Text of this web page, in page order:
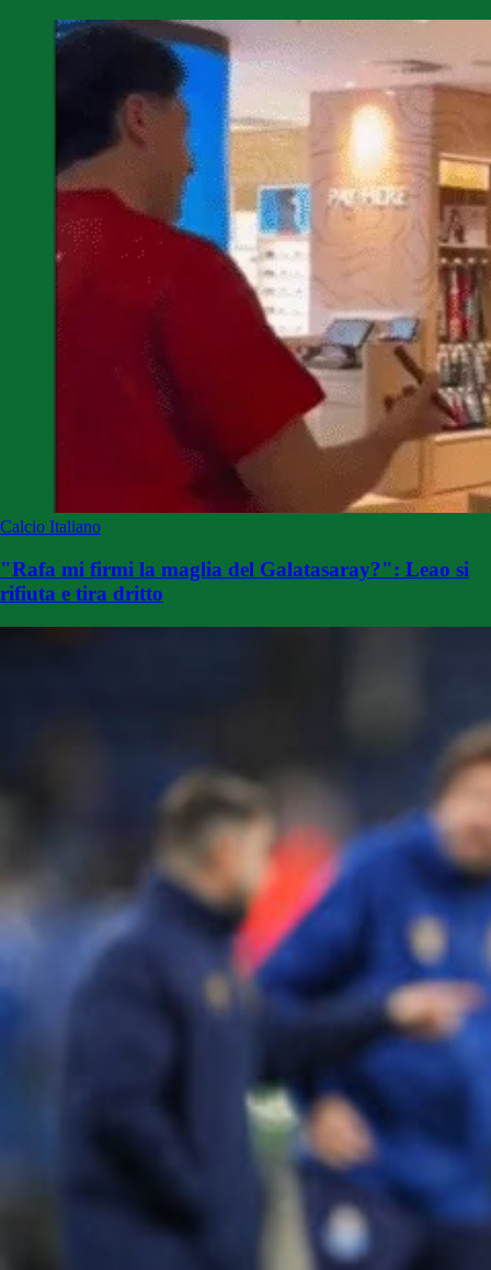
Calcio Italiano
"Rafa mi firmi la maglia del Galatasaray?": Leao si
rifiuta e tira dritto